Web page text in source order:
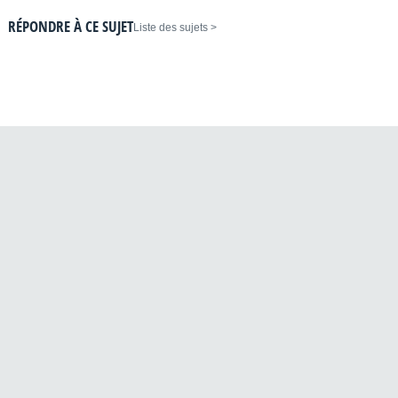
< Liste des sujets
RÉPONDRE À CE SUJET